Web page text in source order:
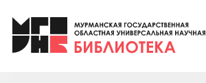
Клуб «Гиря и сельдерей»
Клуб «Семейный архив»